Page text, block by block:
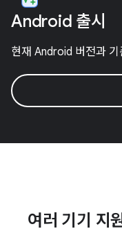
Android 출시
현재 Android 버전과
여러 기기 지